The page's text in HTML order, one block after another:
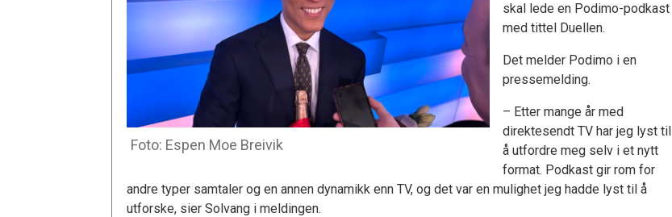
Foto: Espen Moe Breivik
skal lede en Podimo-podkast
med tittel Duellen.
Det melder Podimo i en
pressemelding.
– Etter mange år med
direktesendt TV har jeg lyst til
å utfordre meg selv i et nytt
format. Podkast gir rom for
andre typer samtaler og en annen dynamikk enn TV, og det var en mulighet jeg hadde lyst til å
utforske, sier Solvang i meldingen.